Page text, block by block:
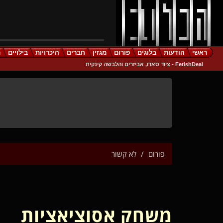
ראשי הודעות בלוגים פורום מגזין חברים היכרויות בילויים
FetishDeal - ציוד סאדו, אביזרים והלבשה קינקית
פורום לא קשור
משחק אסוציאציות